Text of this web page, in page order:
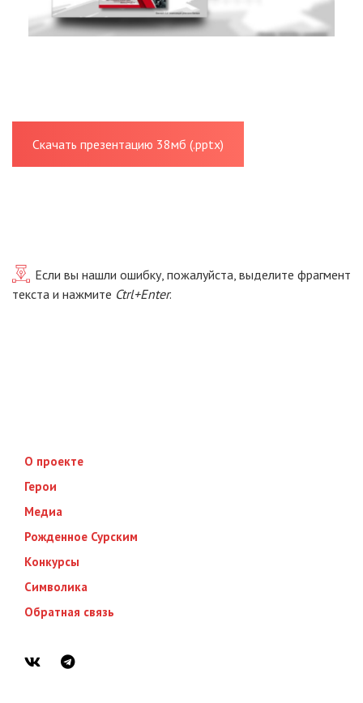
Скачать презентацию 38мб (.pptx)
Если вы нашли ошибку, пожалуйста, выделите фрагмент
текста и нажмите Ctrl+Enter.
О проекте
Герои
Медиа
Рожденное Сурским
Конкурсы
Символика
Обратная связь